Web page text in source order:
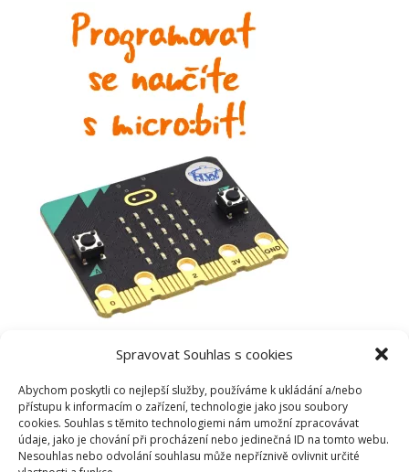
Spravovat Souhlas s cookies
Abychom poskytli co nejlepší služby, používáme k ukládání a/nebo
přístupu k informacím o zařízení, technologie jako jsou soubory
cookies. Souhlas s těmito technologiemi nám umožní zpracovávat
údaje, jako je chování při procházení nebo jedinečná ID na tomto webu.
Nesouhlas nebo odvolání souhlasu může nepříznivě ovlivnit určité